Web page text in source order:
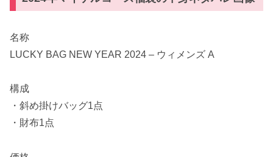
名称
LUCKY BAG NEW YEAR 2024 – ウィメンズ A
構成
・斜め掛けバッグ1点
・財布1点